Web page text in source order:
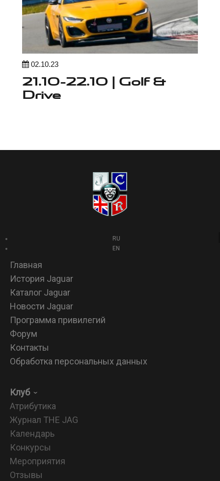
02.10.23
21.10-22.10 | Golf &
Drive
RU
EN
Главная
История Jaguar
Каталог Jaguar
Новости Jaguar
Программа привилегий
Форум
Контакты
Обработка персональных данных
Клуб
Атрибутика
Журнал THE JAG
Календарь
Конкурсы
Мероприятия
Отзывы